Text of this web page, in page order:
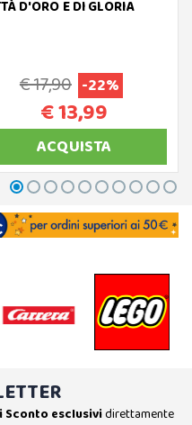
D'ORO E DI GLORIA
€ 17,90 -22%
€ 13,99
ACQUISTA
Sconto esclusividirettamente